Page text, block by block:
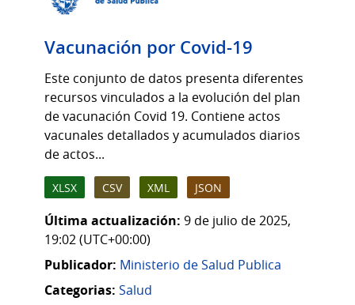
Vacunación por Covid-19
Este conjunto de datos presenta diferentes
recursos vinculados a la evolución del plan
de vacunación Covid 19. Contiene actos
vacunales detallados y acumulados diarios
de actos...
XLSX CSV XML JSON
Última actualización: 9 de julio de 2025,
19:02 (UTC+00:00)
Publicador: Ministerio de Salud Publica
Categorias: Salud